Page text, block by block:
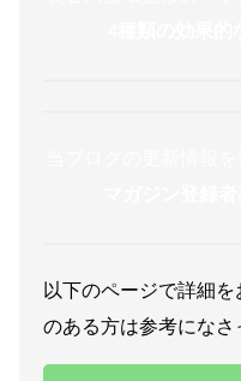
以下のページで詳細
のある方は参考になさ